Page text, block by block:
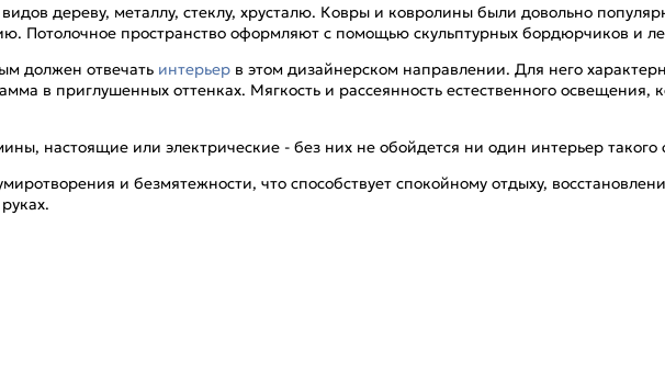
дереву, металлу, стеклу, хрусталю. Ковры и ковролины были довольно
Потолочное пространство оформляют с помощью скульптурных бордюрчиков и
должен отвечать интерьер в этом дизайнерском направлении. Для него
в приглушенных оттенках. Мягкость и рассеянность естественного освещения,
настоящие или электрические - без них не обойдется ни один интерьер такого
и безмятежности, что способствует спокойному отдыху,